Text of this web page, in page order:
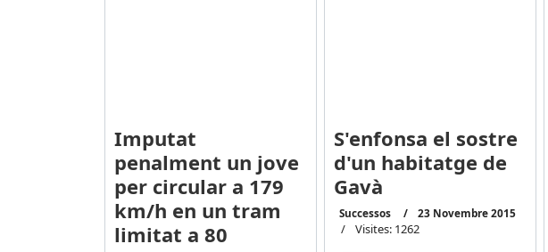
Imputat
penalment un jove
per circular a 179
km/h en un tram
limitat a 80
S'enfonsa el sostre
d'un habitatge de
Gavà
Successos 23 Novembre 2015
Visites: 1262